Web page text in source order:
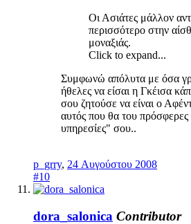
Οι Ασιάτες μάλλον
περισσότερο στην
μοναξιάς.
Click to expand...
Συμφωνώ απόλυτα με όσα
ήθελες να είσαι η Γκέισα
σου ζητούσε να είναι ο
αυτός που θα του πρόσφερες
υπηρεσίες" σου..
p_grry, 24 Αυγούστου 2008
#10
dora_salonica Contributor